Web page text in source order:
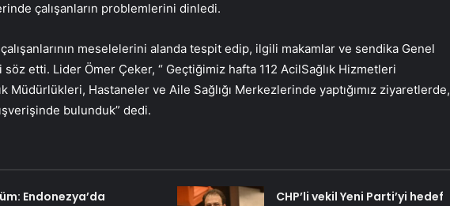
çalışanların problemlerini dinledi.
meselelerini alanda tespit edip, ilgili makamlar ve sendika Genel
etti. Lider Ömer Çeker, “ Geçtiğimiz hafta 112 AcilSağlık Hizmetleri
Müdürlükleri, Hastaneler ve Aile Sağlığı Merkezlerinde yaptığımız ziyaretlerde,
bulunduk” dedi.
Endonezya’da
CHP’li vekil Yeni Parti’yi hedef